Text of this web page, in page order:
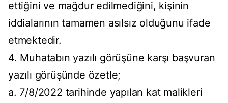
ettiğini ve mağdur edilmediğini, kişinin
iddialarının tamamen asılsız olduğunu ifade
etmektedir.
4. Muhatabın yazılı görüşüne karşı başvuran
yazılı görüşünde özetle;
a. 7/8/2022 tarihinde yapılan kat malikleri